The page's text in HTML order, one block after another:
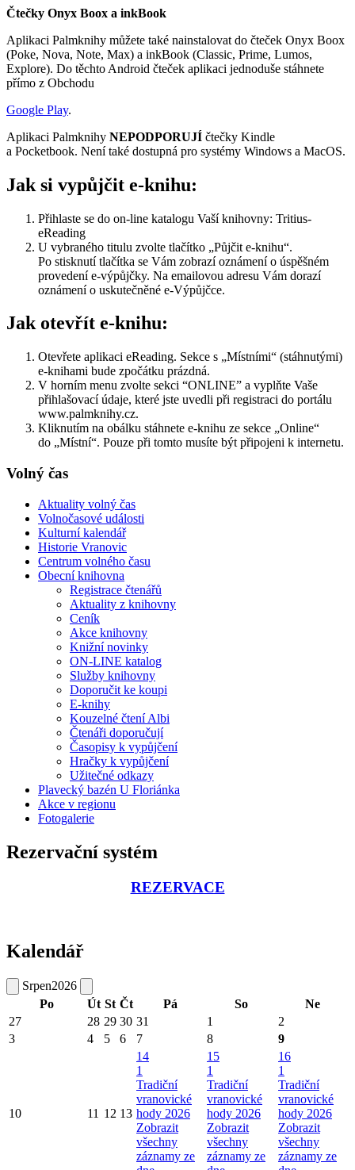
Čtečky Onyx Boox a inkBook
Aplikaci Palmknihy můžete také nainstalovat do čteček Onyx Boox
(Poke, Nova, Note, Max) a inkBook (Classic, Prime, Lumos,
Explore). Do těchto Android čteček aplikaci jednoduše stáhnete
přímo z Obchodu
Google Play.
Aplikaci Palmknihy NEPODPORUJÍ čtečky Kindle
a Pocketbook. Není také dostupná pro systémy Windows a MacOS.
Jak si vypůjčit e-knihu:
Přihlaste se do on-line katalogu Vaší knihovny: Tritius-
eReading
U vybraného titulu zvolte tlačítko „Půjčit e-knihu“.
Po stisknutí tlačítka se Vám zobrazí oznámení o úspěšném
provedení e-výpůjčky. Na emailovou adresu Vám dorazí
oznámení o uskutečněné e-Výpůjčce.
Jak otevřít e-knihu:
Otevřete aplikaci eReading. Sekce s „Místními“ (stáhnutými)
e-knihami bude zpočátku prázdná.
V horním menu zvolte sekci “ONLINE” a vyplňte Vaše
přihlašovací údaje, které jste uvedli při registraci do portálu
www.palmknihy.cz.
Kliknutím na obálku stáhnete e-knihu ze sekce „Online“
do „Místní“. Pouze při tomto musíte být připojeni k internetu.
Volný čas
Aktuality volný čas
Volnočasové události
Kulturní kalendář
Historie Vranovic
Centrum volného času
Obecní knihovna
Registrace čtenářů
Aktuality z knihovny
Ceník
Akce knihovny
Knižní novinky
ON-LINE katalog
Služby knihovny
Doporučit ke koupi
E-knihy
Kouzelné čtení Albi
Čtenáři doporučují
Časopisy k vypůjčení
Hračky k vypůjčení
Užitečné odkazy
Plavecký bazén U Floriánka
Akce v regionu
Fotogalerie
Rezervační systém
REZERVACE
Kalendář
Srpen2026
Po
Út St Čt Pá So
Ne
27
28 29 30 31 1
2
3
4 5 6 7 8 9
10 11 12 13
14
1
Tradiční
vranovické
hody 2026
Zobrazit
všechny
záznamy ze
15
1
Tradiční
vranovické
hody 2026
Zobrazit
všechny
záznamy ze
16
1
Tradiční
vranovické
hody 2026
Zobrazit
všechny
záznamy ze